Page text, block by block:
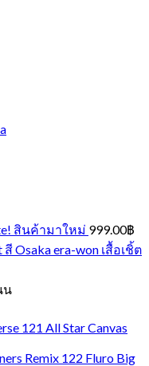
สินค้ามาใหม่ 999.00฿
era-won เสื้อเชิ้ต
น
121 All Star Canvas
122 Fluro Big